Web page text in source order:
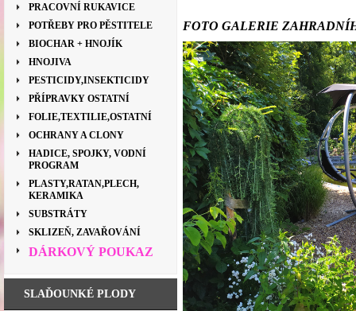
PRACOVNÍ RUKAVICE
POTŘEBY PRO PĚSTITELE
BIOCHAR + HNOJÍK
HNOJIVA
PESTICIDY,INSEKTICIDY
PŘÍPRAVKY OSTATNÍ
FOLIE,TEXTILIE,OSTATNÍ
OCHRANY A CLONY
HADICE, SPOJKY, VODNÍ
PROGRAM
PLASTY,RATAN,PLECH,
KERAMIKA
SUBSTRÁTY
SKLIZEŇ, ZAVAŘOVÁNÍ
DÁRKOVÝ POUKAZ
SLAĎOUNKÉ PLODY
FOTO GALERIE